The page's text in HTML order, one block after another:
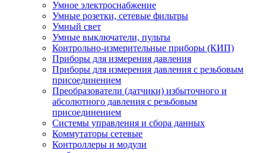
Умное электроснабжение
Умные розетки, сетевые фильтры
Умный свет
Умные выключатели, пульты
Контрольно-измерительные приборы (КИП)
Приборы для измерения давления
Приборы для измерения давления с резьбовым
присоединением
Преобразователи (датчики) избыточного и
абсолютного давления с резьбовым
присоединением
Системы управления и сбора данных
Коммутаторы сетевые
Контроллеры и модули